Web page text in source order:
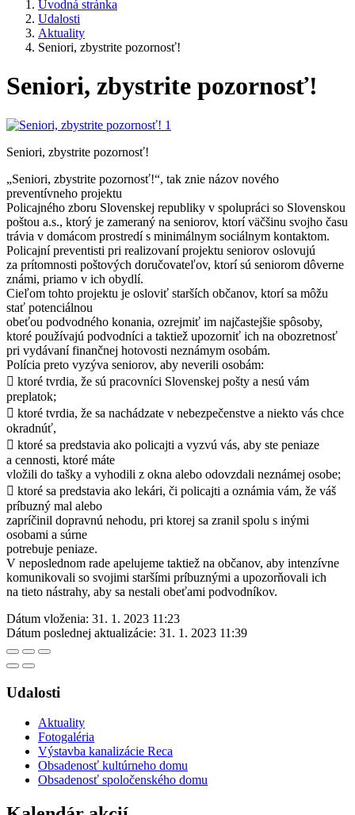
Úvodná stránka
Udalosti
Aktuality
Seniori, zbystrite pozornosť!
Seniori, zbystrite pozornosť!
Seniori, zbystrite pozornosť!
„Seniori, zbystrite pozornosť!“, tak znie názov nového
preventívneho projektu
Policajného zboru Slovenskej republiky v spolupráci so Slovenskou
poštou a.s., ktorý je zameraný na seniorov, ktorí väčšinu svojho času
trávia v domácom prostredí s minimálnym sociálnym kontaktom.
Policajní preventisti pri realizovaní projektu seniorov oslovujú
za prítomnosti poštových doručovateľov, ktorí sú seniorom dôverne
známi, priamo v ich obydlí.
Cieľom tohto projektu je osloviť starších občanov, ktorí sa môžu
stať potenciálnou
obeťou podvodného konania, ozrejmiť im najčastejšie spôsoby,
ktoré používajú podvodníci a taktiež upozorniť ich na obozretnosť
pri vydávaní finančnej hotovosti neznámym osobám.
Polícia preto vyzýva seniorov, aby neverili osobám:
 ktoré tvrdia, že sú pracovníci Slovenskej pošty a nesú vám
preplatok;
 ktoré tvrdia, že sa nachádzate v nebezpečenstve a niekto vás chce
okradnúť,
 ktoré sa predstavia ako policajti a vyzvú vás, aby ste peniaze
a cennosti, ktoré máte
vložili do tašky a vyhodili z okna alebo odovzdali neznámej osobe;
 ktoré sa predstavia ako lekári, či policajti a oznámia vám, že váš
príbuzný mal alebo
zapríčinil dopravnú nehodu, pri ktorej sa zranil spolu s inými
osobami a súrne
potrebuje peniaze.
V neposlednom rade apelujeme taktiež na občanov, aby intenzívne
komunikovali so svojimi staršími príbuznými a upozorňovali ich
na tieto nástrahy, aby sa nestali obeťami podvodníkov.
Dátum vloženia: 31. 1. 2023 11:23
Dátum poslednej aktualizácie: 31. 1. 2023 11:39
Udalosti
Aktuality
Fotogaléria
Výstavba kanalizácie Reca
Obsadenosť kultúrneho domu
Obsadenosť spoločenského domu